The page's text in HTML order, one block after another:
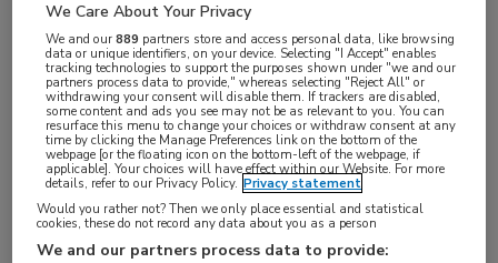
De McDonald-criteria uit 2017 borduurden voort
op het al langer bestaande onderscheid in
Aandachtsgebieden:
Multipele Sclerose
Tags:
McDonald-criteria,PPMS,RRMS
We Care About Your Privacy
We and our889 partners store and access personal data, like browsing
data or unique identifiers, on your device. Selecting "I Accept" enables
tracking technologies to support the purposes shown under "we and our
partners process data to provide," whereas selecting "Reject All" or
withdrawing your consent will disable them. If trackers are disabled,
some content and ads you see may not be as relevant to you. You can
resurface this menu to change your choices or withdraw consent at any
time by clicking the Manage Preferences link on the bottom of the
webpage [or the floating icon on the bottom-left of the webpage, if
applicable]. Your choices will have effect within our Website. For more
details, refer to our Privacy Policy. Privacy statement
Would you rather not? Then we only place essential and statistical
cookies, these do not record any data about you as a person
We and our partners process data to provide: